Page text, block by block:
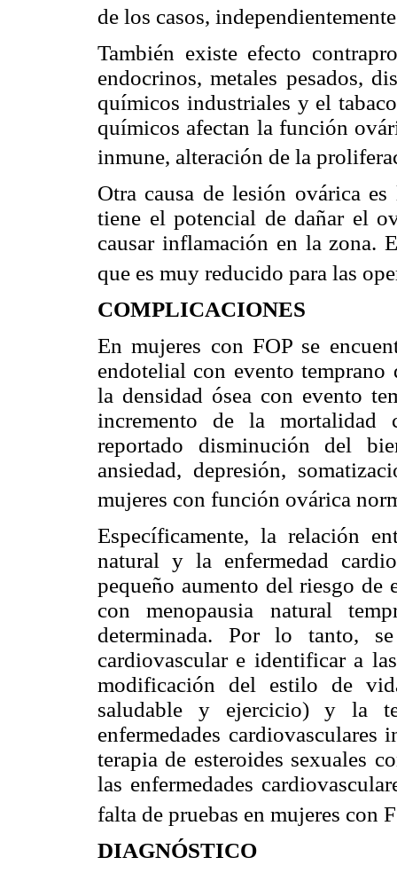
de los casos,
También existe efecto
endocrinos, metales pesados,
químicos industriales y el
químicos afectan la función
inmune, alteración de la
Otra causa de lesión ovárica
tiene el potencial de dañar el
causar inflamación en la zona.
que es muy reducido para las
COMPLICACIONES
En mujeres con FOP se
endotelial con evento
la densidad ósea con evento
incremento de la mortalidad
reportado disminución del
ansiedad, depresión,
mujeres con función ovárica
Específicamente, la relación
natural y la enfermedad
pequeño aumento del riesgo de
con menopausia natural
determinada. Por lo tanto,
cardiovascular e identificar a
modificación del estilo de
saludable y ejercicio) y la
enfermedades
terapia de esteroides sexuales
las enfermedades
falta de pruebas en mujeres con
DIAGNÓSTICO